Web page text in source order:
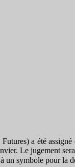
a été
Le jugement
un symbole pour la